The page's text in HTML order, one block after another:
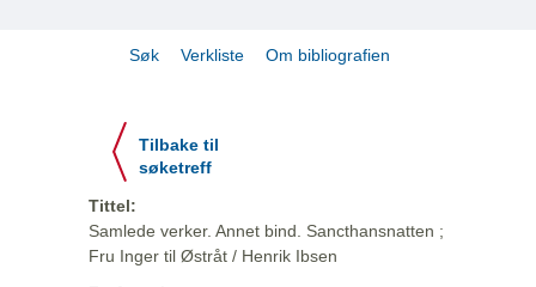
Søk Verkliste Om bibliografien
Tilbake til
søketreff
Tittel:
Samlede verker. Annet bind. Sancthansnatten ;
Fru Inger til Østråt / Henrik Ibsen